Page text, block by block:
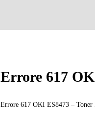
Errore 617
Errore 617 OKI ES8473 – Toner